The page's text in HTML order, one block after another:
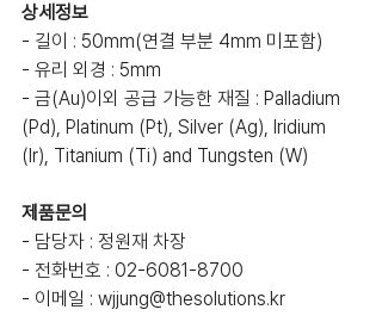
상세정보
- 길이 : 50mm(연결 부분 4mm 미포함)
- 유리 외경 : 5mm
- 금(Au)이외 공급 가능한 재질 : Palladium
(Pd), Platinum (Pt), Silver (Ag), Iridium
(Ir), Titanium (Ti) and Tungsten (W)
제품문의
- 담당자 : 정원재 차장
- 전화번호 : 02-6081-8700
- 이메일 : wjjung@thesolutions.kr